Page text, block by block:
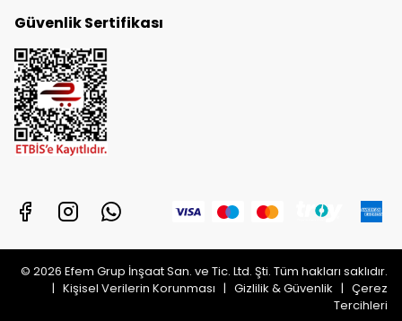
Güvenlik Sertifikası
© 2026 Efem Grup İnşaat San. ve Tic. Ltd. Şti. Tüm hakları saklıdır.
| Kişisel Verilerin Korunması | Gizlilik & Güvenlik | Çerez
Tercihleri